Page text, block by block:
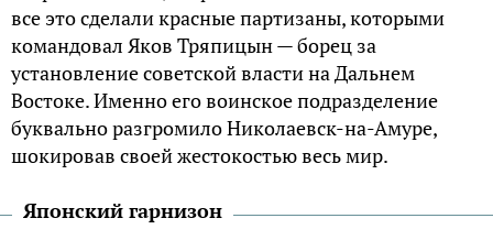
все это сделали красные партизаны, которыми
командовал Яков Тряпицын — борец за
установление советской власти на Дальнем
Востоке. Именно его воинское подразделение
буквально разгромило Николаевск-на-Амуре,
шокировав своей жестокостью весь мир.
Японский гарнизон